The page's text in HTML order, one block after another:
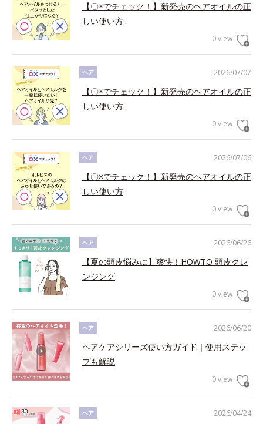
【〇×でチェック！】新発売のヘアオイルの正
しい使い方
0 view
2026/07/07
ヘア
【〇×でチェック！】新発売のヘアオイルの正
しい使い方
0 view
2026/07/06
ヘア
【〇×でチェック！】新発売のヘアオイルの正
しい使い方
0 view
2026/06/26
ヘア
【夏の頭皮悩みに】爽快！HOWTO 頭皮クレ
ンジング
0 view
2026/06/20
ヘア
ヘアケアシリーズ使い方ガイド｜使用ステッ
プも解説
0 view
2026/04/24
ヘア